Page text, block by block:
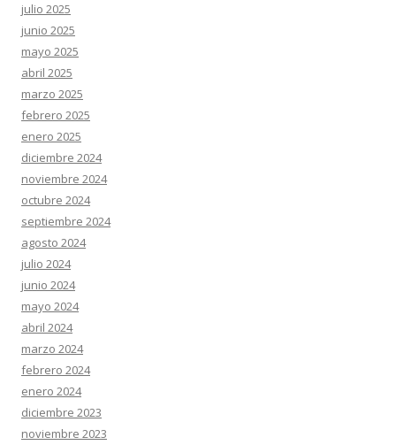
julio 2025
junio 2025
mayo 2025
abril 2025
marzo 2025
febrero 2025
enero 2025
diciembre 2024
noviembre 2024
octubre 2024
septiembre 2024
agosto 2024
julio 2024
junio 2024
mayo 2024
abril 2024
marzo 2024
febrero 2024
enero 2024
diciembre 2023
noviembre 2023